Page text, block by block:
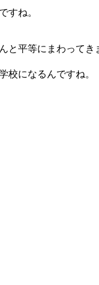
すね。
と平等にまわってき
校になるんですね。